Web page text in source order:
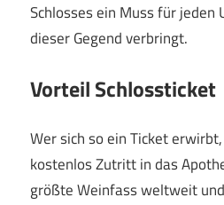
Schlosses ein Muss für jeden
dieser Gegend verbringt.
Vorteil Schlossticket
Wer sich so ein Ticket
kostenlos Zutritt in das
größte Weinfass weltweit